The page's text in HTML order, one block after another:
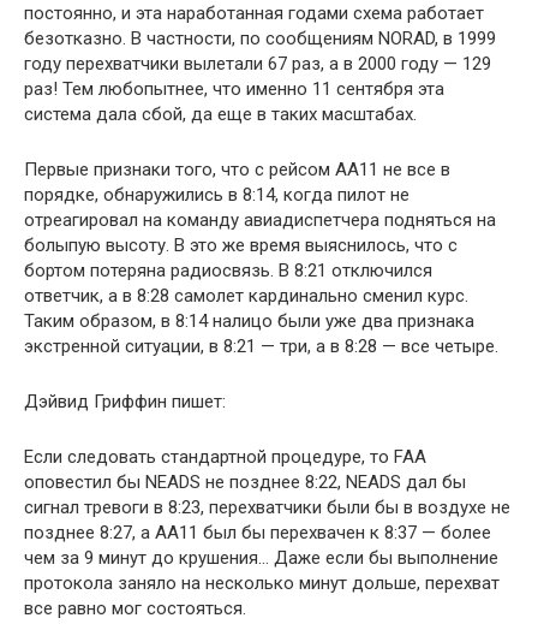
постоянно, и эта наработанная годами схема работает
безотказно. В частности, по сообщениям NORAD, в 1999
году перехватчики вылетали 67 раз, а в 2000 году — 129
раз! Тем любопытнее, что именно 11 сентября эта
система дала сбой, да еще в таких масштабах.
Первые признаки того, что с рейсом АА11 не все в
порядке, обнаружились в 8:14, когда пилот не
отреагировал на команду авиадиспетчера подняться на
болыпую высоту. В это же время выяснилось, что с
бортом потеряна радиосвязь. В 8:21 отключился
ответчик, а в 8:28 самолет кардинально сменил курс.
Таким образом, в 8:14 налицо были уже два признака
экстренной ситуации, в 8:21 — три, а в 8:28 — все четыре.
Дэйвид Гриффин пишет:
Если следовать стандартной процедуре, то FAA
оповестил бы NEADS не позднее 8:22, NEADS дал бы
сигнал тревоги в 8:23, перехватчики были бы в воздухе не
позднее 8:27, а AA11 был бы перехвачен к 8:37 — более
чем за 9 минут до крушения… Даже если бы выполнение
протокола заняло на несколько минут дольше, перехват
все равно мог состояться.